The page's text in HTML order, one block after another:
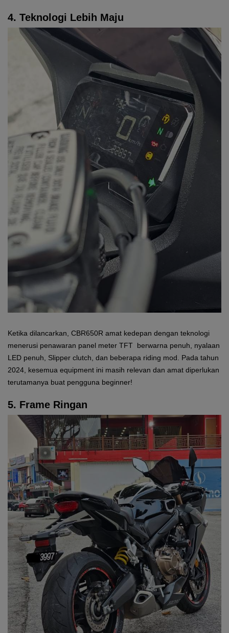
4. Teknologi Lebih Maju
Ketika dilancarkan, CBR650R amat kedepan dengan teknologi
menerusi penawaran panel meter TFT berwarna penuh, nyalaan
LED penuh, Slipper clutch, dan beberapa riding mod. Pada tahun
2024, kesemua equipment ini masih relevan dan amat diperlukan
terutamanya buat pengguna beginner!
5. Frame Ringan